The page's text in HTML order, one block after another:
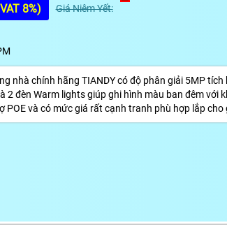
8%) Giá Niêm Yết:
nhà chính hãng TIANDY có độ phân giải 5MP
2 đèn Warm lights giúp ghi hình màu ban đêm với
POE và có mức giá rất cạnh tranh phù hợp lắp